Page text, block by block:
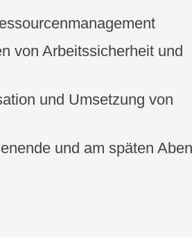
von Arbeitssicherheit und
und Umsetzung von
und am späten